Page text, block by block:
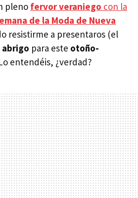
pleno fervor veraniego con la
de la Moda de Nueva
resistirme a presentaros (el
abrigo para este otoño-
entendéis, ¿verdad?